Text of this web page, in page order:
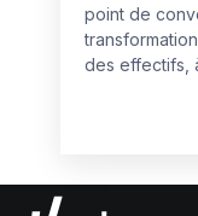
point de
des effectifs,